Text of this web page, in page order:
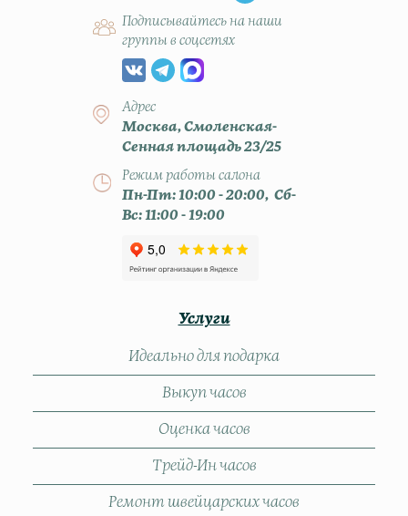
Подписывайтесь на наши
группы в соцсетях
Адрес
Москва, Смоленская-
Сенная площадь 23/25
Режим работы салона
Пн-Пт: 10:00 - 20:00, Сб-
Вс: 11:00 - 19:00
Услуги
Идеально для подарка
Выкуп часов
Оценка часов
Трейд-Ин часов
Ремонт швейцарских часов